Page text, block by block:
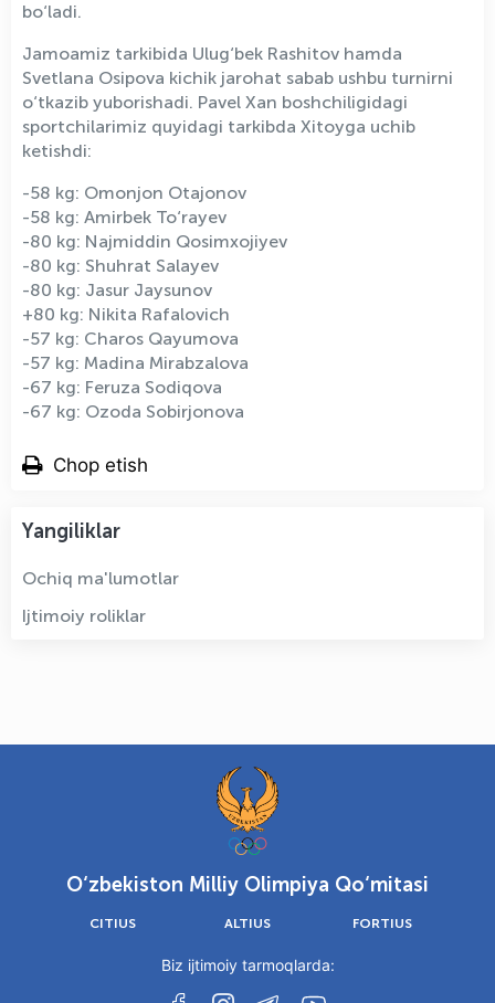
bo‘ladi.
Jamoamiz tarkibida Ulug‘bek Rashitov hamda
Svetlana Osipova kichik jarohat sabab ushbu turnirni
o‘tkazib yuborishadi. Pavel Xan boshchiligidagi
sportchilarimiz quyidagi tarkibda Xitoyga uchib
ketishdi:
-58 kg: Omonjon Otajonov
-58 kg: Amirbek To‘rayev
-80 kg: Najmiddin Qosimxojiyev
-80 kg: Shuhrat Salayev
-80 kg: Jasur Jaysunov
+80 kg: Nikita Rafalovich
-57 kg: Charos Qayumova
-57 kg: Madina Mirabzalova
-67 kg: Feruza Sodiqova
-67 kg: Ozoda Sobirjonova
Chop etish
Yangiliklar
Ochiq ma'lumotlar
Ijtimoiy roliklar
O‘zbekiston Milliy Olimpiya Qo‘mitasi
CITIUS ALTIUS FORTIUS
Biz ijtimoiy tarmoqlarda: